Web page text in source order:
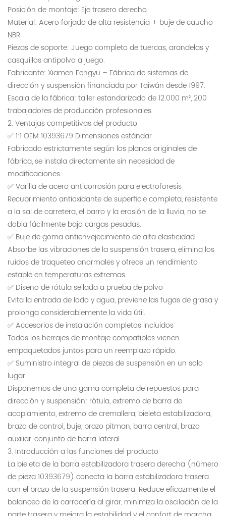
Posición de montaje: Eje trasero derecho
Material: Acero forjado de alta resistencia + buje de caucho
NBR
Piezas de soporte: Juego completo de tuercas, arandelas y
casquillos antipolvo a juego.
Fabricante: Xiamen Fengyu – Fábrica de sistemas de
dirección y suspensión financiada por Taiwán desde 1997.
Escala de la fábrica: taller estandarizado de 12.000 m², 200
trabajadores de producción profesionales.
2. Ventajas competitivas del producto
✅ 1:1 OEM 10393679 Dimensiones estándar
Fabricado estrictamente según los planos originales de
fábrica, se instala directamente sin necesidad de
modificaciones.
✅ Varilla de acero anticorrosión para electroforesis
Recubrimiento antioxidante de superficie completa, resistente
a la sal de carretera, el barro y la erosión de la lluvia, no se
dobla fácilmente bajo cargas pesadas.
✅ Buje de goma antienvejecimiento de alta elasticidad
Absorbe las vibraciones de la suspensión trasera, elimina los
ruidos de traqueteo anormales y ofrece un rendimiento
estable en temperaturas extremas.
✅ Diseño de rótula sellada a prueba de polvo
Evita la entrada de lodo y agua, previene las fugas de grasa y
prolonga considerablemente la vida útil.
✅ Accesorios de instalación completos incluidos
Todos los herrajes de montaje compatibles vienen
empaquetados juntos para un reemplazo rápido.
✅ Suministro integral de piezas de suspensión en un solo
lugar
Disponemos de una gama completa de repuestos para
dirección y suspensión: rótula, extremo de barra de
acoplamiento, extremo de cremallera, bieleta estabilizadora,
brazo de control, buje, brazo pitman, barra central, brazo
auxiliar, conjunto de barra lateral.
3. Introducción a las funciones del producto
La bieleta de la barra estabilizadora trasera derecha (número
de pieza 10393679) conecta la barra estabilizadora trasera
con el brazo de la suspensión trasera. Reduce eficazmente el
balanceo de la carrocería al girar, minimiza la oscilación de la